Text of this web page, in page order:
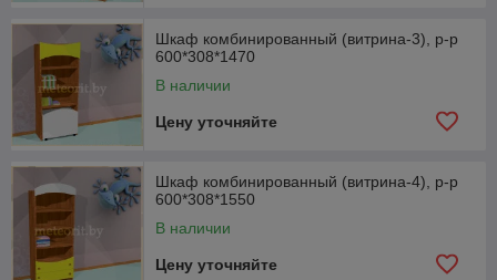
Шкаф комбинированный (витрина-3), р-р
600*308*1470
В наличии
Цену уточняйте
Шкаф комбинированный (витрина-4), р-р
600*308*1550
В наличии
Цену уточняйте